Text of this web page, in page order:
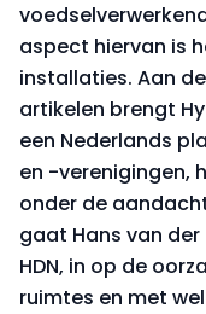
aspect hiervan is
installaties. Aan
artikelen brengt
een Nederlands
en -verenigingen,
onder de
gaat Hans van
HDN, in op de
ruimtes en met